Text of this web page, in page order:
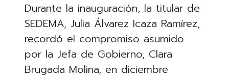
Durante la inauguración, la titular de
SEDEMA, Julia Álvarez Icaza Ramírez,
recordó el compromiso asumido
por la Jefa de Gobierno, Clara
Brugada Molina, en diciembre